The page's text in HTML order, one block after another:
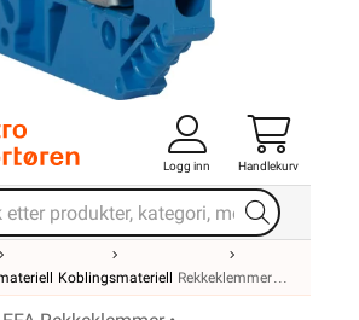
Logg inn Handlekurv
Koblingsmateriell Rekkeklemmer